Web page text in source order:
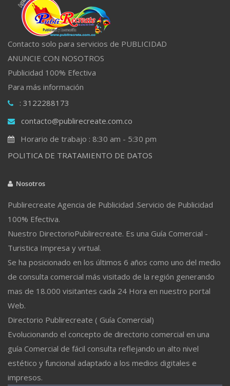
Contacto solo para servicios de PUBLICIDAD
ANUNCIE CON NOSOTROS
Publicidad 100% Efectiva
Para más información
: 3122288173
contacto@publirecreate.com.co
Horario de trabajo : 8:30 am - 5:30 pm
POLITICA DE TRATAMIENTO DE DATOS
Nosotros
Publirecreate Agencia de Publicidad .Servicio de Publicidad
100% Efectiva.
Nuestro DirectorioPublirecreate. Es una Guía Comercial -
Turistica Impresa y virtual.
Se ha posicionado en los últimos 6 años como uno del medio
de consulta comercial más visitado de la región generando
mas de 18.000 visitantes cada 24 Hora en nuestro portal
Web.
Directorio Publirecreate ( Guía Comercial)
Evolucionando el concepto de directorio comercial en una
guía Comercial de fácil consulta reflejando un alto nivel
estético y funcional adaptado a los medios digitales e
impresos.